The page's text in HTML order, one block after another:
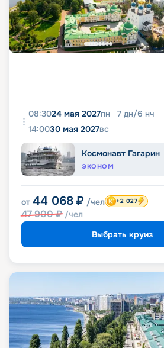
08:3024 мая 2027пн 7 дн/6 нч
14:0030 мая 2027вс
Космонавт Гагарин
ЭКОНОМ
от 44 068 ₽ /чел
47 900₽ /чел
+2 027
Выбрать круиз